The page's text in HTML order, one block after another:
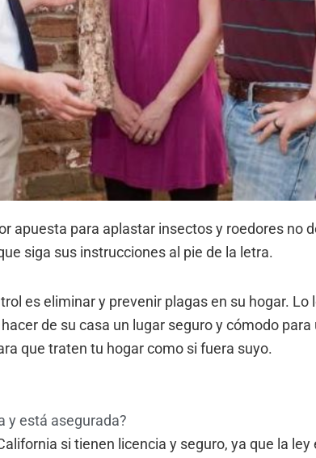
apuesta para aplastar insectos y roedores no
siga sus instrucciones al pie de la letra.
es eliminar y prevenir plagas en su hogar.
de su casa un lugar seguro y cómodo
que traten tu hogar como si fuera suyo.
y está asegurada?
si tienen licencia y seguro, ya que la